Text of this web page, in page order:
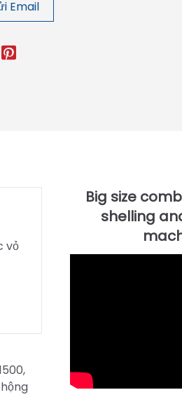
Email
vỏ